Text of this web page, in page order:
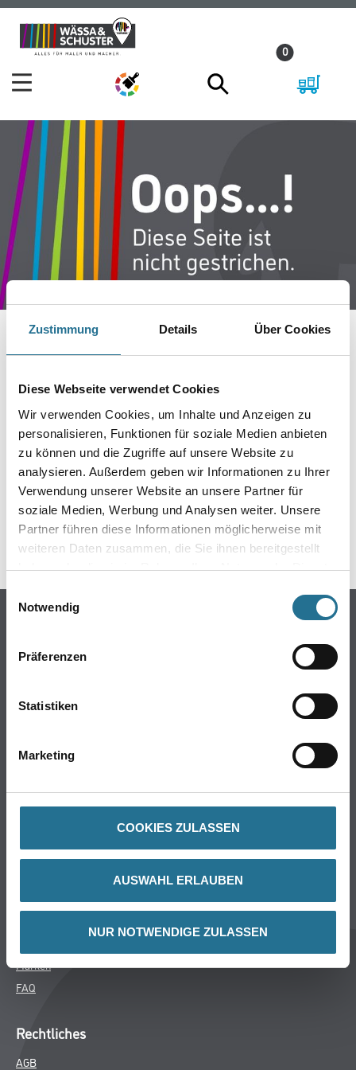
Zustimmung Details Über Cookies
Diese Webseite verwendet Cookies
Wir verwenden Cookies, um Inhalte und Anzeigen zu
personalisieren, Funktionen für soziale Medien anbieten
zu können und die Zugriffe auf unsere Website zu
analysieren. Außerdem geben wir Informationen zu Ihrer
Verwendung unserer Website an unsere Partner für
soziale Medien, Werbung und Analysen weiter. Unsere
Partner führen diese Informationen möglicherweise mit
weiteren Daten zusammen, die Sie ihnen bereitgestellt
haben oder die sie im Rahmen Ihrer Nutzung der Dienste
Einwilligungsauswahl
Notwendig
Präferenzen
Statistiken
Marketing
COOKIES ZULASSEN
AUSWAHL ERLAUBEN
NUR NOTWENDIGE ZULASSEN
Zum
Inhalt
Zum
Navigationsmenü
0
IST AUFGETRETEN
Keine Sorge, wir pinseln schon an der Lösung und
werden das Problem so schnell wie möglich beheben.
Erkunden Sie in der Zwischenzeit unseren Online-Shop
und lassen Sie sich inspirieren.
ZURÜCK ZUM ONLINE-SHOP
Online-Shop
Putze- und Spachtelmassen
Wand- & Deckenbeläge
CMS Gruppe
Aktuelles
Marken
FAQ
Rechtliches
AGB